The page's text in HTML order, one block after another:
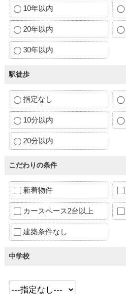
10年以内
20年以内
30年以内
駅徒歩
指定なし
10分以内
20分以内
こだわりの条件
新着物件
カースペース2台以上
建築条件なし
中学校